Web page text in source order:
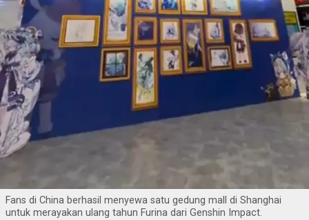
Fans di China berhasil menyewa satu gedung mall di Shanghai
untuk merayakan ulang tahun Furina dari Genshin Impact.